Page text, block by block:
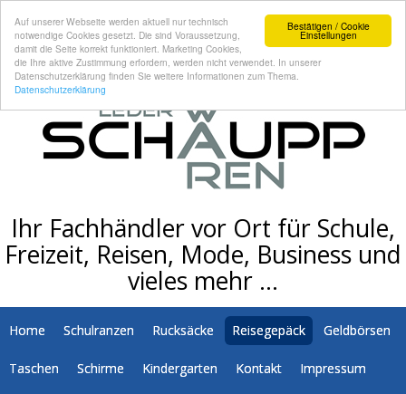
Bestätigen / Cookie
Einstellungen
Auf unserer Webseite werden aktuell nur technisch
notwendige Cookies gesetzt. Die sind Voraussetzung,
damit die Seite korrekt funktioniert. Marketing Cookies,
die Ihre aktive Zustimmung erfordern, werden nicht verwendet. In unserer
Datenschutzerklärung finden Sie weitere Informationen zum Thema.
Datenschutzerklärung
Ihr Fachhändler vor Ort für Schule,
Freizeit, Reisen, Mode, Business und
vieles mehr …
Home Schulranzen Rucksäcke Reisegepäck Geldbörsen
Taschen Schirme Kindergarten Kontakt Impressum